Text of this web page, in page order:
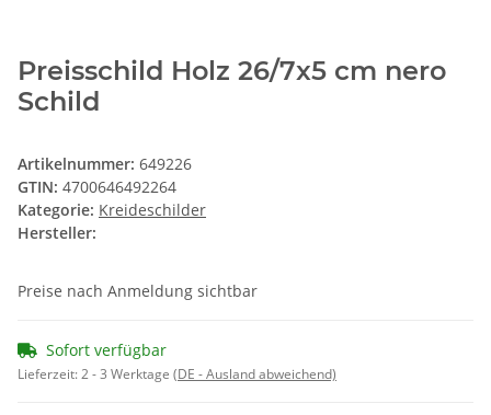
Preisschild Holz 26/7x5 cm nero
Schild
Artikelnummer: 649226
GTIN: 4700646492264
Kategorie: Kreideschilder
Hersteller:
Preise nach Anmeldung sichtbar
Sofort verfügbar
Lieferzeit:2 - 3 Werktage (DE - Ausland abweichend)